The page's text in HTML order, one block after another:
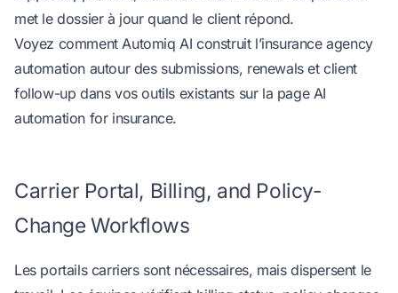
met le dossier à jour quand le client répond.
Voyez commentAutomiq AI construit l’insurance agency
automation autour des submissions, renewals et client
follow-up dans vos outils existants sur la page AI
automation for insurance.
Carrier Portal, Billing, and Policy-
Change Workflows
Les portails carriers sont nécessaires, mais dispersent le